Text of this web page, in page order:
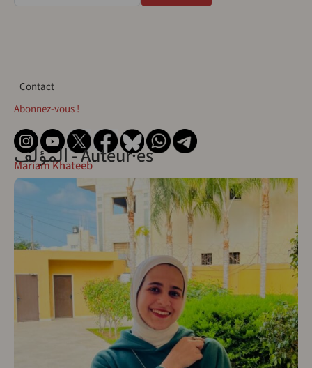
Contact
Contact
Abonnez-vous !
المؤلف - Auteur·esMariam Khateeb